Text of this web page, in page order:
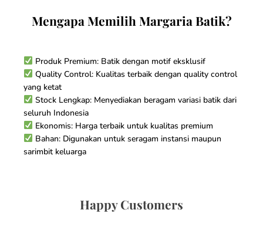
Mengapa Memilih Margaria Batik?
Produk Premium: Batik dengan motif eksklusif
Quality Control: Kualitas terbaik dengan quality control
yang ketat
Stock Lengkap: Menyediakan beragam variasi batik dari
seluruh Indonesia
Ekonomis: Harga terbaik untuk kualitas premium
Bahan: Digunakan untuk seragam instansi maupun
sarimbit keluarga
Happy Customers